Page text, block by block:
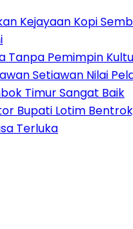
Kejayaan Kopi
Tanpa Pemimpin
Setiawan Nilai
Timur Sangat Baik
Bupati Lotim
Terluka